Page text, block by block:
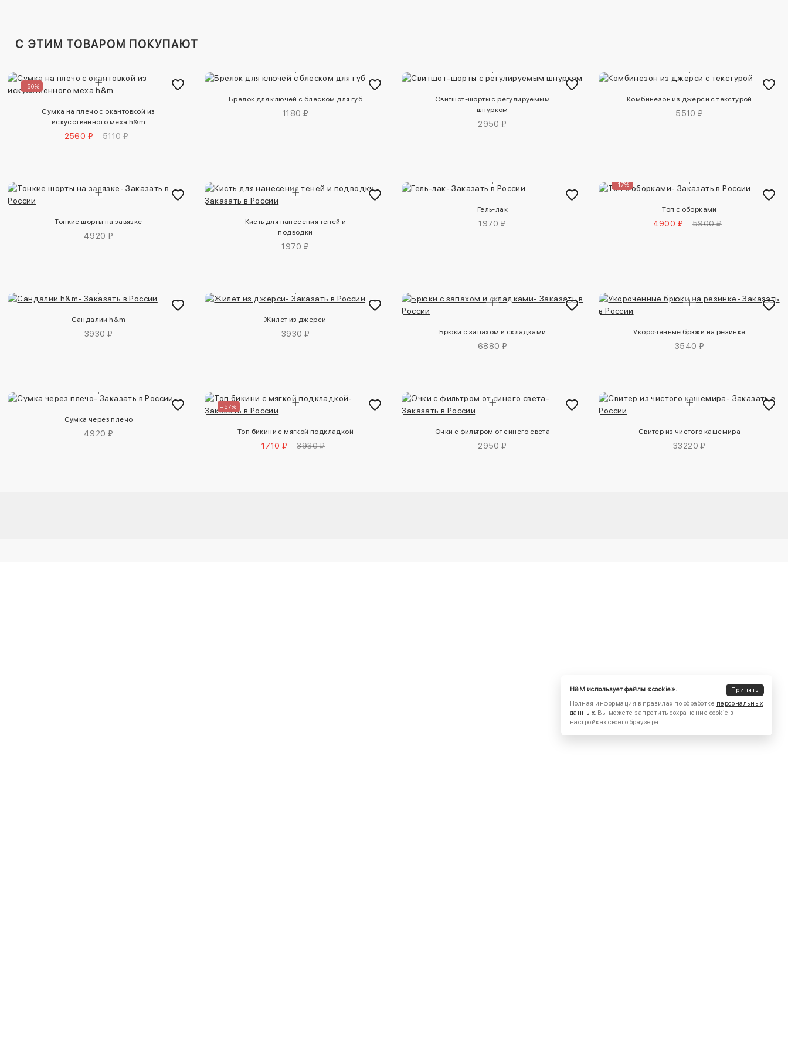
C ЭТИМ ТОВАРОМ ПОКУПАЮТ
–50%
Сумка на плечо с окантовкой из
искусственного меха h&m
2560 ₽ 5110 ₽
Брелок для ключей с блеском для губ
1180 ₽
Свитшот-шорты с регулируемым
шнурком
2950 ₽
Комбинезон из джерси с текстурой
5510 ₽
Тонкие шорты на завязке
4920 ₽
Кисть для нанесения теней и
подводки
1970 ₽
Гель-лак
1970 ₽
–17%
Топ с оборками
4900 ₽ 5900 ₽
Сандалии h&m
3930 ₽
Жилет из джерси
3930 ₽ Брюки с запахом и складками
6880 ₽
Укороченные брюки на резинке
3540 ₽
Сумка через плечо
4920 ₽
–57%
Топ бикини с мягкой подкладкой
1710 ₽ 3930 ₽
Очки с фильтром от синего света
2950 ₽
Свитер из чистого кашемира
33220 ₽
H&M использует файлы «cookie».
Принять
Полная информация в правилах по обработке персональных
данных. Вы можете запретить сохранение cookie в
настройках своего браузера